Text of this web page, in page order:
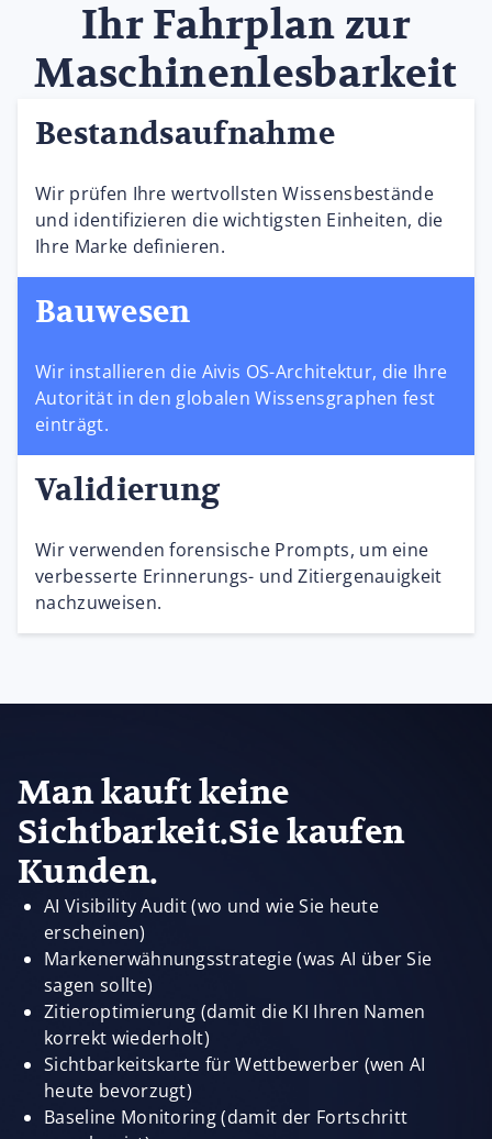
Ihr Fahrplan zur
Maschinenlesbarkeit
Bestandsaufnahme
Wir prüfen Ihre wertvollsten Wissensbestände
und identifizieren die wichtigsten Einheiten, die
Ihre Marke definieren.
Bauwesen
Wir installieren die Aivis OS-Architektur, die Ihre
Autorität in den globalen Wissensgraphen fest
einträgt.
Validierung
Wir verwenden forensische Prompts, um eine
verbesserte Erinnerungs- und Zitiergenauigkeit
nachzuweisen.
Man kauft keine
Sichtbarkeit.Sie kaufen
Kunden.
AI Visibility Audit (wo und wie Sie heute
erscheinen)
Markenerwähnungsstrategie (was AI über Sie
sagen sollte)
Zitieroptimierung (damit die KI Ihren Namen
korrekt wiederholt)
Sichtbarkeitskarte für Wettbewerber (wen AI
heute bevorzugt)
Baseline Monitoring (damit der Fortschritt